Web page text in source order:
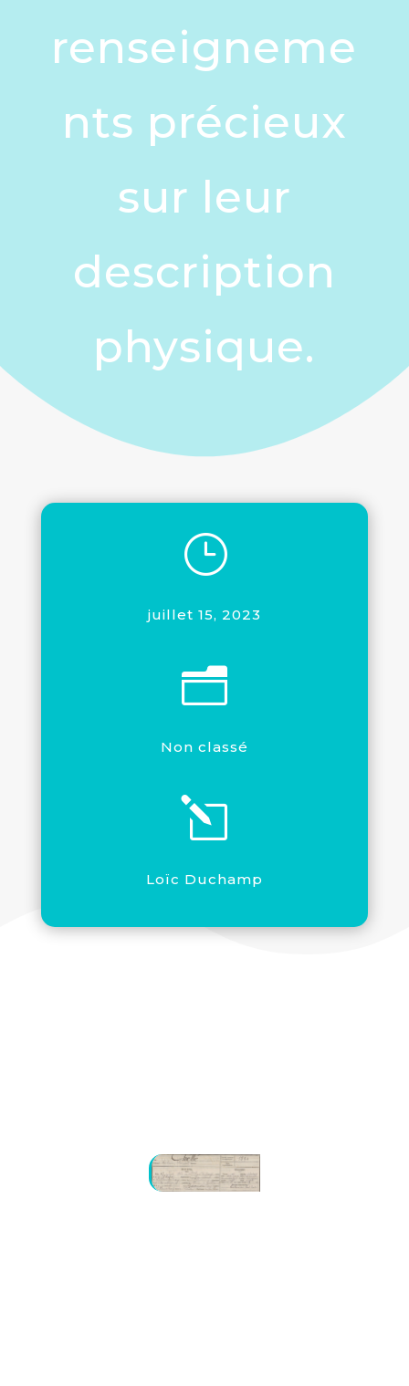
renseigneme
nts précieux
sur leur
description
physique.
}
juillet 15, 2023
n
Non classé
l
Loïc Duchamp